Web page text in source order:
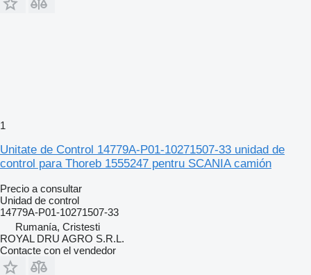
1
Unitate de Control 14779A-P01-10271507-33 unidad de
control para Thoreb 1555247 pentru SCANIA camión
Precio a consultar
Unidad de control
14779A-P01-10271507-33
Rumanía, Cristesti
ROYAL DRU AGRO S.R.L.
Contacte con el vendedor